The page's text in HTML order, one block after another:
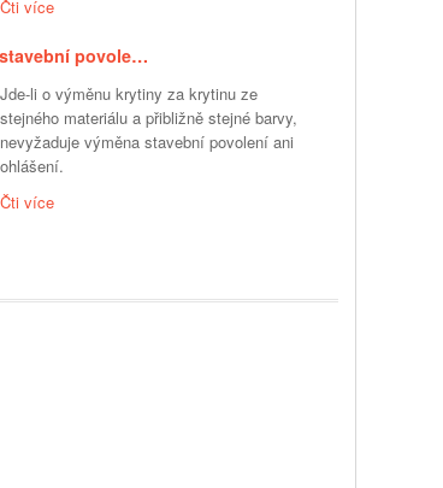
Čti více
povole…
Jde-li o výměnu krytiny za krytinu ze
stejného materiálu a přibližně stejné barvy,
nevyžaduje výměna stavební povolení ani
ohlášení.
Čti více